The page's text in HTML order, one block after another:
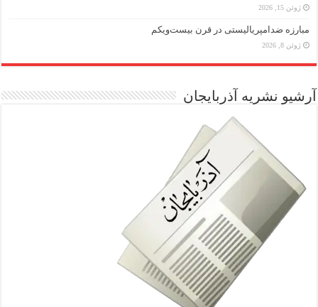
ژوئن 15, 2026
مبارزه ضد‌امپریالیستی در قرن بیست‌ویکم
ژوئن 8, 2026
آرشیو نشریه آذربایجان